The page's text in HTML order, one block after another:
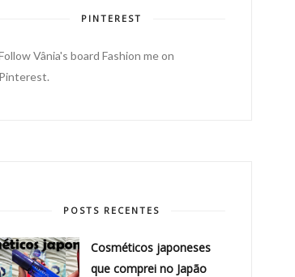
PINTEREST
Vânia's board Fashion me on
Pinterest.
POSTS RECENTES
Cosméticos japoneses
que comprei no Japão